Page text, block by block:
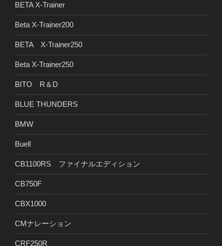
BETA X-Trainer
Beta X-Trainer200
BETA X-Trainer250
Beta X-Trainer250
BITO R＆D
BLUE THUNDERS
BMW
Buell
CB1100RS ファイナルエディション
CB750F
CBX1000
CMナレーション
CRF250R